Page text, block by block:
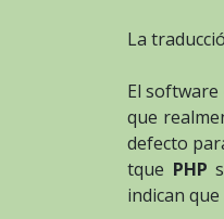
La
El software
que
defecto
tque PHP
indican